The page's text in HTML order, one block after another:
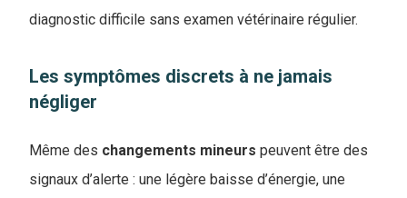
diagnostic difficile sans examen vétérinaire régulier.
Les symptômes discrets à ne jamais
négliger
Même des changements mineurs peuvent être des
signaux d’alerte : une légère baisse d’énergie, une